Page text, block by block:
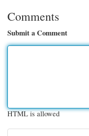
Comments
Submit a Comment
HTML is allowed